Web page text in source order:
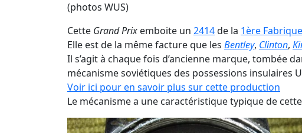
(photos WUS)
Cette Grand Prix emboite un 2414de la 1ère
Elle est de la même facture que les Bentley, Clinton,
Il s’agit à chaque fois d’ancienne marque, tombée
mécanisme soviétiques des possessions insulaires
Voir ici pour en savoir plus sur cette production
Le mécanisme a une caractéristique typique de